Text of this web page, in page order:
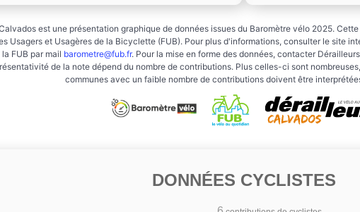
est une présentation graphique de données issues du Baromètre vélo 2025.
Usagers et Usagères de la Bicyclette (FUB). Pour plus d'informations, consulter le site
FUB par mail barometre@fub.fr. Pour la mise en forme des données, contacter
de la note dépend du nombre de contributions. Plus celles-ci sont
communes avec un faible nombre de contributions doivent être
DONNÉES CYCLISTES